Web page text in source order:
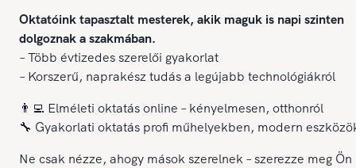
Oktatóink tapasztalt mesterek, akik maguk is napi szinten
dolgoznak a szakmában.
– Több évtizedes szerelői gyakorlat
– Korszerű, naprakész tudás a legújabb technológiákról
👨‍💻 Elméleti oktatás online – kényelmesen, otthonról
🔧 Gyakorlati oktatás profi műhelyekben, modern
Ne csak nézze, ahogy mások szerelnek – szerezze meg Ön